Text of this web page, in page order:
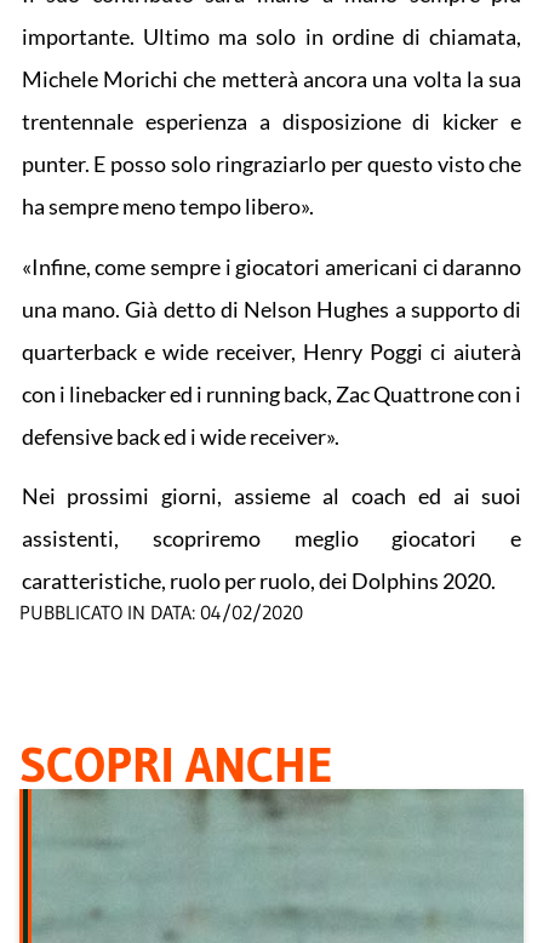
importante. Ultimo ma solo in ordine di chiamata,
Michele Morichi che metterà ancora una volta la sua
trentennale esperienza a disposizione di kicker e
punter. E posso solo ringraziarlo per questo visto che
ha sempre meno tempo libero».
«Infine, come sempre i giocatori americani ci daranno
una mano. Già detto di Nelson Hughes a supporto di
quarterback e wide receiver, Henry Poggi ci aiuterà
con i linebacker ed i running back, Zac Quattrone con i
defensive back ed i wide receiver».
Nei prossimi giorni, assieme al coach ed ai suoi
assistenti, scopriremo meglio giocatori e
caratteristiche, ruolo per ruolo, dei Dolphins 2020.
PUBBLICATO IN DATA: 04/02/2020
SCOPRI ANCHE